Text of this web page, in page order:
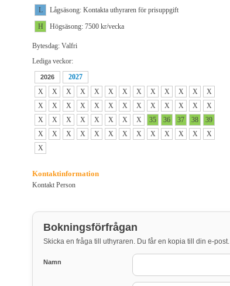
L
Lågsäsong: Kontakta uthyraren för prisuppgift
H
Högsäsong: 7500 kr/vecka
Bytesdag: Valfri
Lediga veckor:
2026
2027
X
X X X X X X X X X X X
X
X
X X X X X X X X X X X
X
X
X X X X X X X 35 36 37 38
39
X
X X X X X X X X X X X
X
X
Kontaktinformation
Kontakt Person
Bokningsförfrågan
Skicka en fråga till uthyraren. Du får en kopia till din e-post.
Namn